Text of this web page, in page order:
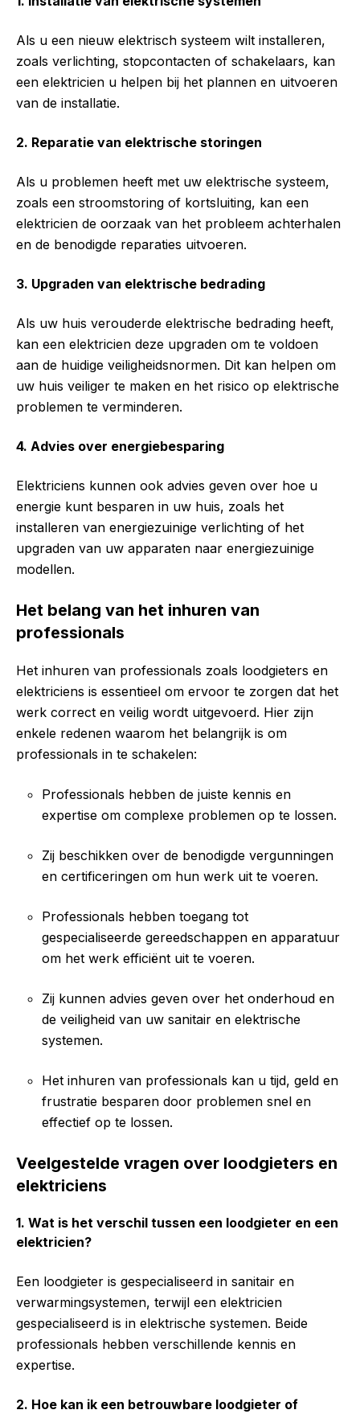
Als u een nieuw elektrisch systeem wilt installeren,
zoals verlichting, stopcontacten of schakelaars, kan
een elektricien u helpen bij het plannen en uitvoeren
van de installatie.
2. Reparatie van elektrische storingen
Als u problemen heeft met uw elektrische systeem,
zoals een stroomstoring of kortsluiting, kan een
elektricien de oorzaak van het probleem achterhalen
en de benodigde reparaties uitvoeren.
3. Upgraden van elektrische bedrading
Als uw huis verouderde elektrische bedrading heeft,
kan een elektricien deze upgraden om te voldoen
aan de huidige veiligheidsnormen. Dit kan helpen om
uw huis veiliger te maken en het risico op elektrische
problemen te verminderen.
4. Advies over energiebesparing
Elektriciens kunnen ook advies geven over hoe u
energie kunt besparen in uw huis, zoals het
installeren van energiezuinige verlichting of het
upgraden van uw apparaten naar energiezuinige
modellen.
Het belang van het inhuren van
professionals
Het inhuren van professionals zoals loodgieters en
elektriciens is essentieel om ervoor te zorgen dat het
werk correct en veilig wordt uitgevoerd. Hier zijn
enkele redenen waarom het belangrijk is om
professionals in te schakelen:
Professionals hebben de juiste kennis en
expertise om complexe problemen op te lossen.
Zij beschikken over de benodigde vergunningen
en certificeringen om hun werk uit te voeren.
Professionals hebben toegang tot
gespecialiseerde gereedschappen en apparatuur
om het werk efficiënt uit te voeren.
Zij kunnen advies geven over het onderhoud en
de veiligheid van uw sanitair en elektrische
systemen.
Het inhuren van professionals kan u tijd, geld en
frustratie besparen door problemen snel en
effectief op te lossen.
Veelgestelde vragen over loodgieters en
elektriciens
1. Wat is het verschil tussen een loodgieter en een
elektricien?
Een loodgieter is gespecialiseerd in sanitair en
verwarmingsystemen, terwijl een elektricien
gespecialiseerd is in elektrische systemen. Beide
professionals hebben verschillende kennis en
expertise.
2. Hoe kan ik een betrouwbare loodgieter of